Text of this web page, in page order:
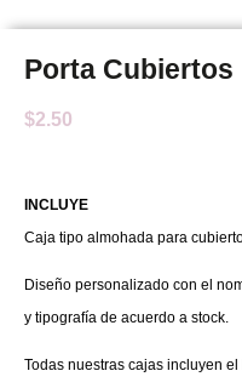
Porta Cubiertos
$2.50
INCLUYE
Caja tipo almohada para
Diseño personalizado con el
y tipografía de acuerdo a stock.
Todas nuestras cajas incluyen